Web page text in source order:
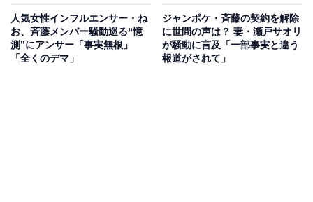
客様や周辺の皆様に迷惑がかかってしまいますので、取
材や配信の目的でお越しになるのはご遠慮くださるよう
お願いいたします」と、付け加えました。
人気女性インフルエンサー・ね
お、斉藤メンバー騒動巡る“憶
測”にアンサー「事実無根」
「全くのデマ」
ジャンポケ・斉藤の契約を解除
に世間の声は？ 妻・瀬戸サオリ
が騒動に言及「一部事実と違う
報道がされて」